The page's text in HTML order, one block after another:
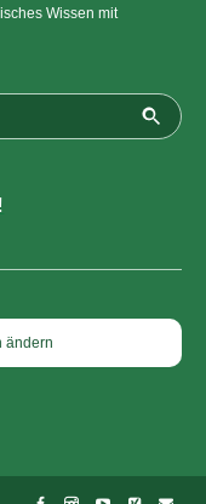
Wissen mit
ändern